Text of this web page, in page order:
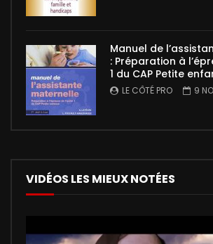
Manuel de
: Préparation à
1 du CAP Petite
LE CÔTÉ PRO 9
VIDÉOS LES MIEUX NOTÉES